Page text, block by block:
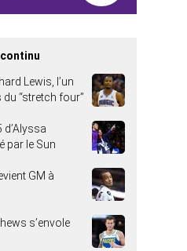
continu
Lewis, l’un
“stretch four”
d’Alyssa
par le Sun
GM à
s’envole